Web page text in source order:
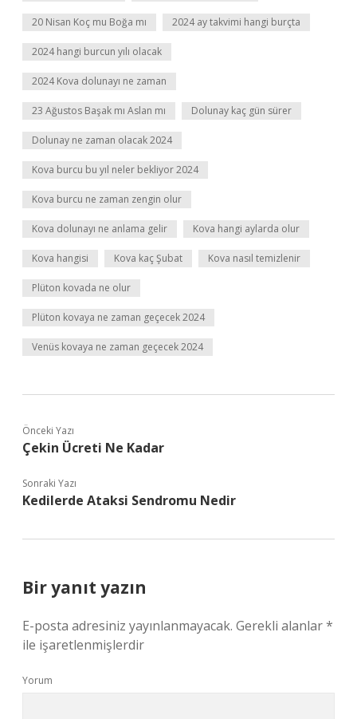
20 Nisan Koç mu Boğa mı 2024 ay takvimi hangi burçta
2024 hangi burcun yılı olacak
2024 Kova dolunayı ne zaman
23 Ağustos Başak mı Aslan mı Dolunay kaç gün sürer
Dolunay ne zaman olacak 2024
Kova burcu bu yıl neler bekliyor 2024
Kova burcu ne zaman zengin olur
Kova dolunayı ne anlama gelir Kova hangi aylarda olur
Kova hangisi Kova kaç Şubat Kova nasıl temizlenir
Plüton kovada ne olur
Plüton kovaya ne zaman geçecek 2024
Venüs kovaya ne zaman geçecek 2024
Önceki Yazı
Çekin Ücreti Ne Kadar
Sonraki Yazı
Kedilerde Ataksi Sendromu Nedir
Bir yanıt yazın
E-posta adresiniz yayınlanmayacak. Gerekli alanlar*
ile işaretlenmişlerdir
Yorum